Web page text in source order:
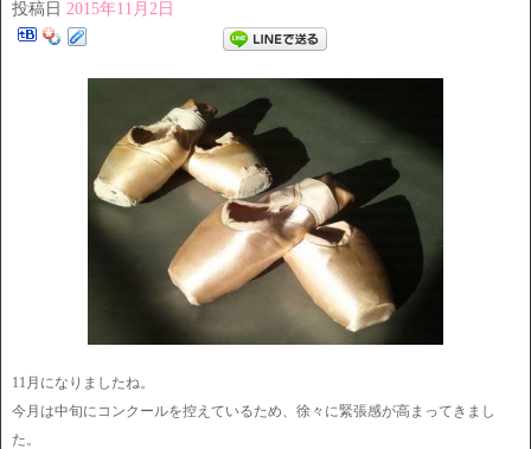
投稿日 2015年11月2日
11月になりましたね。
今月は中旬にコンクールを控えているため、徐々に緊張感が高まってきまし
た。